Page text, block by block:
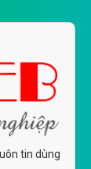
tin dùng